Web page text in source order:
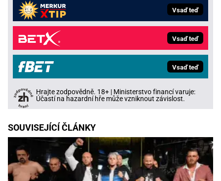
Vsaď teď
Vsaď teď
Vsaď teď
Hrajte zodpovědně. 18+ | Ministerstvo financí varuje:
Účastí na hazardní hře může vzniknout závislost.
SOUVISEJÍCÍ ČLÁNKY